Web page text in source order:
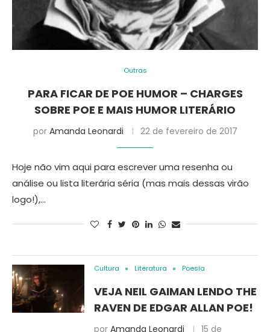
Outras
PARA FICAR DE POE HUMOR – CHARGES
SOBRE POE E MAIS HUMOR LITERÁRIO
por Amanda Leonardi 22 de fevereiro de 2017
Hoje não vim aqui para escrever uma resenha ou
análise ou lista literária séria (mas mais dessas virão
logo!),…
Cultura Literatura Poesia
VEJA NEIL GAIMAN LENDO THE
RAVEN DE EDGAR ALLAN POE!
por Amanda Leonardi 15 de